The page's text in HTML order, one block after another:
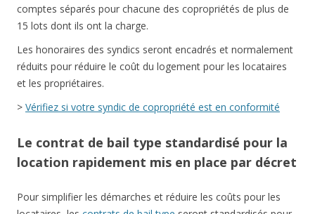
comptes séparés pour chacune des copropriétés de plus de
15 lots dont ils ont la charge.
Les honoraires des syndics seront encadrés et normalement
réduits pour réduire le coût du logement pour les locataires
et les propriétaires.
> Vérifiez si votre syndic de copropriété est en conformité
Le contrat de bail type standardisé pour la
location rapidement mis en place par décret
Pour simplifier les démarches et réduire les coûts pour les